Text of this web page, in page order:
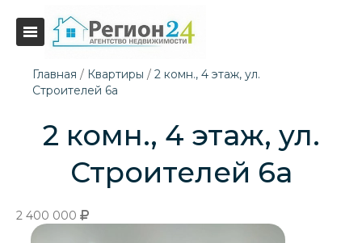
Главная / Квартиры / 2 комн., 4 этаж, ул.
Строителей 6а
2 комн., 4 этаж, ул.
Строителей 6а
2 400 000